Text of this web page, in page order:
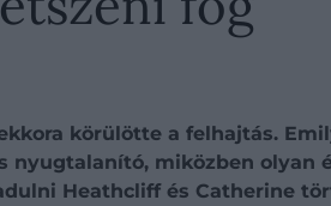
körülötte a felhajtás.
miközben olyan
Heathcliff és Catherine